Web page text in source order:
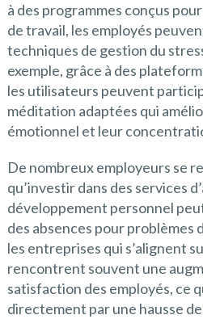
à des programmes conçus
de travail, les employés
techniques de gestion du
exemple, grâce à des
les utilisateurs peuvent
méditation adaptées qui
émotionnel et leur
De nombreux employeurs se
qu’investir dans des services
développement personnel
des absences pour problèmes
les entreprises qui s’alignent
rencontrent souvent une
satisfaction des employés, ce
directement par une hausse